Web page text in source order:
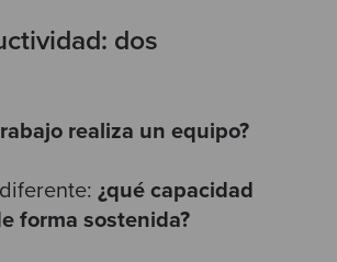
dos
realiza un equipo?
¿qué capacidad
forma sostenida?